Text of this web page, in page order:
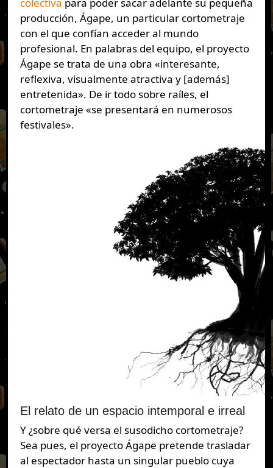
colectiva para poder sacar adelante su pequeña
producción, Ágape, un particular cortometraje
con el que confían acceder al mundo
profesional. En palabras del equipo, el proyecto
Ágape se trata de una obra «interesante,
reflexiva, visualmente atractiva y [además]
entretenida». De ir todo sobre raíles, el
cortometraje «se presentará en numerosos
festivales».
El relato de un espacio intemporal e irreal
Y ¿sobre qué versa el susodicho cortometraje?
Sea pues, el proyecto Ágape pretende trasladar
al espectador hasta un singular pueblo cuya